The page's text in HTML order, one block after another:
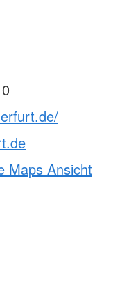
Maps Ansicht